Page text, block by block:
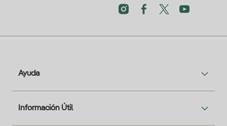
Ayuda
Información Útil